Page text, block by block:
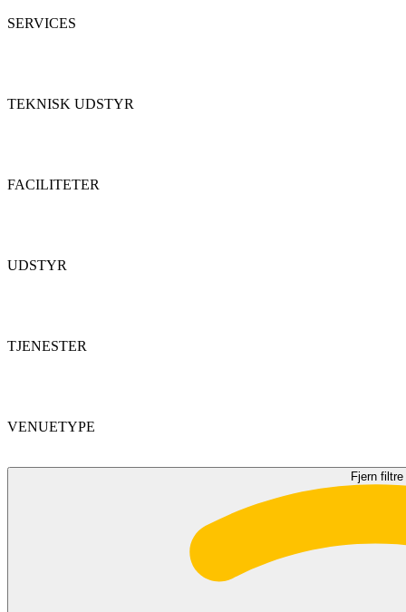
SERVICES
TEKNISK UDSTYR
FACILITETER
UDSTYR
TJENESTER
VENUETYPE
Fjern filtre